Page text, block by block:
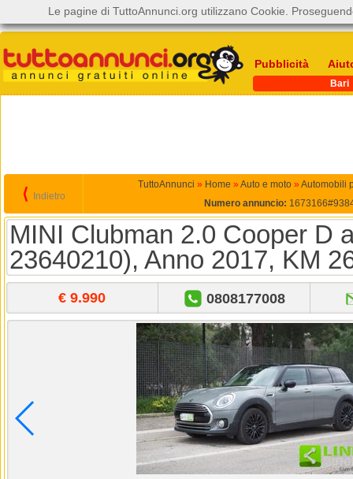
Pubblicità
Bari
⟨ Indietro
TuttoAnnunci » Home » Auto e moto » Automobili
Numero annuncio:
MINI Clubman 2.0 Cooper D
23640210), Anno 2017, KM
€ 9.990 0808177008
Le pagine di TuttoAnnunci.org utilizzano Cookie.